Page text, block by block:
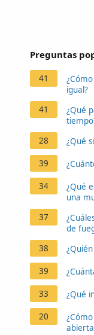
Preguntas
41
igual?
41
¿Qué
28
¿Qué
39
34
¿Qué
una
37
de
38
39
33 ¿Qué
20